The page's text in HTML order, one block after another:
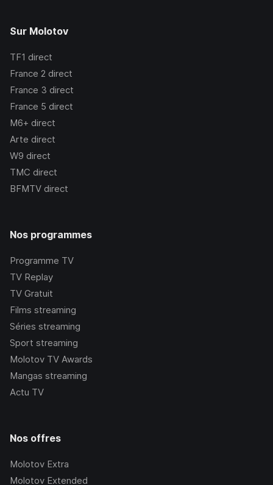
Sur Molotov
TF1 direct
France 2 direct
France 3 direct
France 5 direct
M6+ direct
Arte direct
W9 direct
TMC direct
BFMTV direct
Nos programmes
Programme TV
TV Replay
TV Gratuit
Films streaming
Séries streaming
Sport streaming
Molotov TV Awards
Mangas streaming
Actu TV
Nos offres
Molotov Extra
Molotov Extended